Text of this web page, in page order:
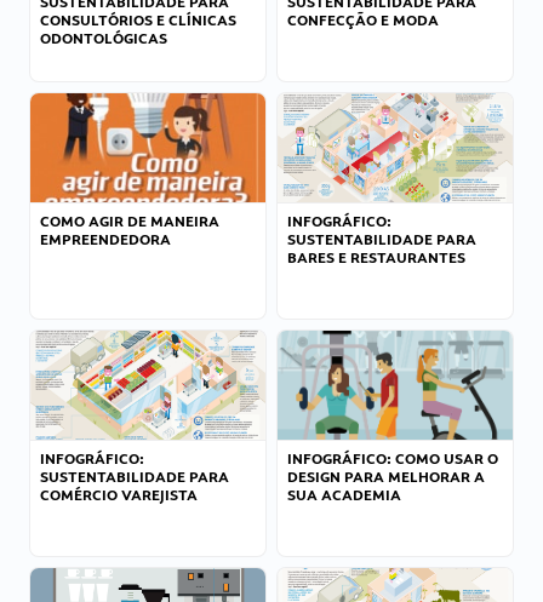
CONSULTÓRIOS E CLÍNICAS
ODONTOLÓGICAS
CONFECÇÃO E MODA
COMO AGIR DE MANEIRA
EMPREENDEDORA
INFOGRÁFICO:
SUSTENTABILIDADE PARA
BARES E RESTAURANTES
INFOGRÁFICO:
SUSTENTABILIDADE PARA
COMÉRCIO VAREJISTA
INFOGRÁFICO: COMO USAR O
DESIGN PARA MELHORAR A
SUA ACADEMIA